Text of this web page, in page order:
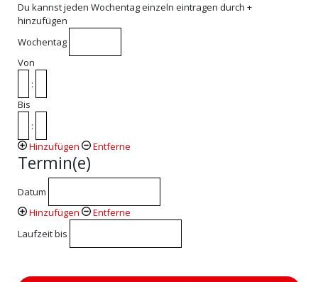
Du kannst jeden Wochentag einzeln eintragen durch +
hinzufügen
Wochentag
Von
:
Bis
:
Hinzufügen
Entferne
Termin(e)
Datum
Hinzufügen
Entferne
Laufzeit bis